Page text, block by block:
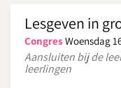
Lesgeven in
Congres Woensdag
Aansluiten bij de
leerlingen